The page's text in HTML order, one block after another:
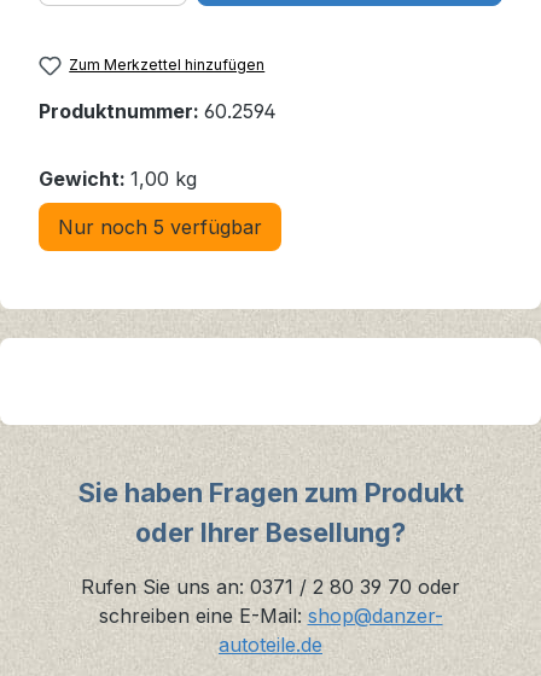
Zum Merkzettel hinzufügen
Produktnummer: 60.2594
Gewicht: 1,00 kg
Nur noch 5 verfügbar
Sie haben Fragen zum Produkt
oder Ihrer Besellung?
Rufen Sie uns an: 0371 / 2 80 39 70 oder
schreiben eine E-Mail: shop@danzer-
autoteile.de